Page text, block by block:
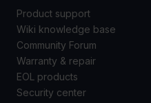
Product support
Wiki knowledge base
Community Forum
Warranty & repair
EOL products
Security center